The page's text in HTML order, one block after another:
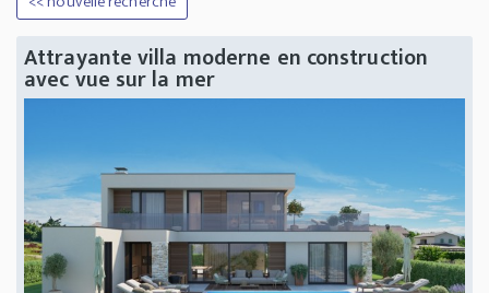
Attrayante villa moderne en construction
avec vue sur la mer